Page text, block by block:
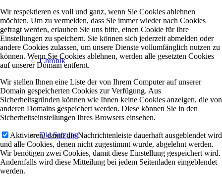
Chronik
Die Satzung
Wir respektieren es voll und ganz, wenn Sie Cookies ablehnen
möchten. Um zu vermeiden, dass Sie immer wieder nach Cookies
gefragt werden, erlauben Sie uns bitte, einen Cookie für Ihre
Einstellungen zu speichern. Sie können sich jederzeit abmelden oder
andere Cookies zulassen, um unsere Dienste vollumfänglich nutzen zu
können. Wenn Sie Cookies ablehnen, werden alle gesetzten Cookies
auf unserer Domain entfernt.
Wir stellen Ihnen eine Liste der von Ihrem Computer auf unserer
Domain gespeicherten Cookies zur Verfügung. Aus
Sicherheitsgründen können wie Ihnen keine Cookies anzeigen, die von
anderen Domains gespeichert werden. Diese können Sie in den
Sicherheitseinstellungen Ihres Browsers einsehen.
Aktivieren, damit die Nachrichtenleiste dauerhaft ausgeblendet wird
und alle Cookies, denen nicht zugestimmt wurde, abgelehnt werden.
Wir benötigen zwei Cookies, damit diese Einstellung gespeichert wird.
Andernfalls wird diese Mitteilung bei jedem Seitenladen eingeblendet
werden.